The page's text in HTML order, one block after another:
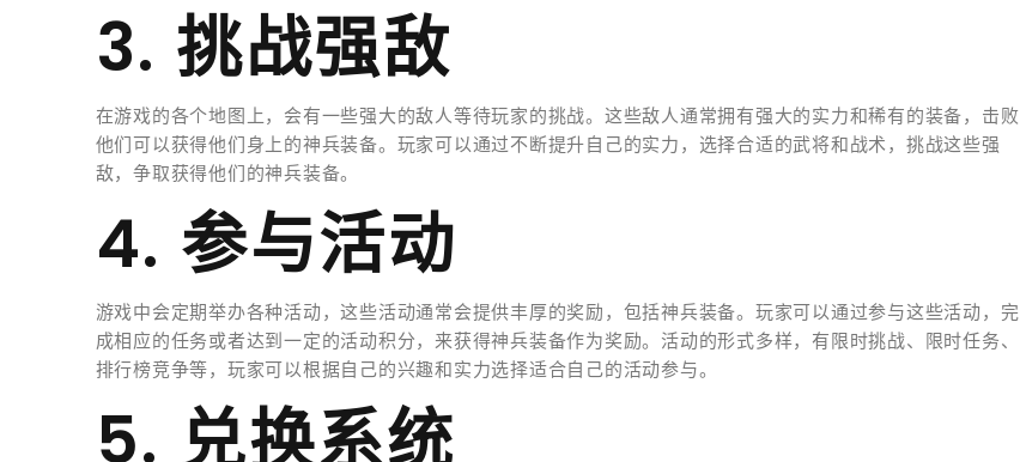
3. 挑战强敌
在游戏的各个地图上，会有一些强大的敌人等待玩家的挑战。这些敌人通常拥有强大的实力和稀有的装备，击败
他们可以获得他们身上的神兵装备。玩家可以通过不断提升自己的实力，选择合适的武将和战术，挑战这些强
敌，争取获得他们的神兵装备。
4. 参与活动
游戏中会定期举办各种活动，这些活动通常会提供丰厚的奖励，包括神兵装备。玩家可以通过参与这些活动，完
成相应的任务或者达到一定的活动积分，来获得神兵装备作为奖励。活动的形式多样，有限时挑战、限时任务、
排行榜竞争等，玩家可以根据自己的兴趣和实力选择适合自己的活动参与。
5. 兑换系统